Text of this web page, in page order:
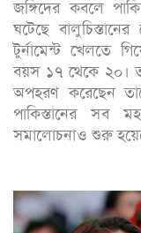
জঙ্গিদের কবলে
ঘটেছে
টুর্নামেন্ট খেলতে
বয়স ১৭ থেকে ২০।
অপহরণ করেছেন
পাকিস্তানের সব
সমালোচনাও শুরু